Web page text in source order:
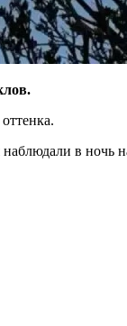
в ночь